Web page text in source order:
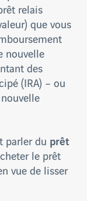
relais
que vous
nouvelle
des
(IRA) – ou
parler du prêt
le prêt
vue de lisser